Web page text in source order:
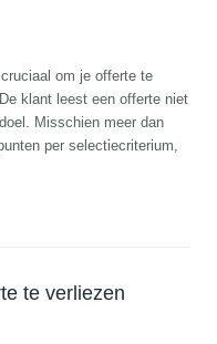
om je offerte te
klant leest een offerte niet
Misschien meer dan
per selectiecriterium,
te verliezen